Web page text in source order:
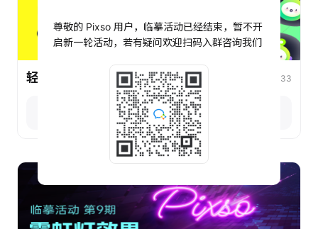
轻拟物质感表情包 33
11.03-11.20
尊敬的 Pixso 用户，临摹活动已经结束，暂不开
启新一轮活动，若有疑问欢迎扫码入群咨询我们